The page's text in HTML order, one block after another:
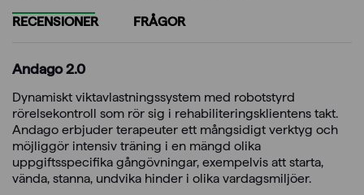
RECENSIONER
FRÅGOR
Andago 2.0
Dynamiskt viktavlastningssystem med robotstyrd
rörelsekontroll som rör sig i rehabiliteringsklientens takt.
Andago erbjuder terapeuter ett mångsidigt verktyg och
möjliggör intensiv träning i en mängd olika
uppgiftsspecifika gångövningar, exempelvis att starta,
vända, stanna, undvika hinder i olika vardagsmiljöer.